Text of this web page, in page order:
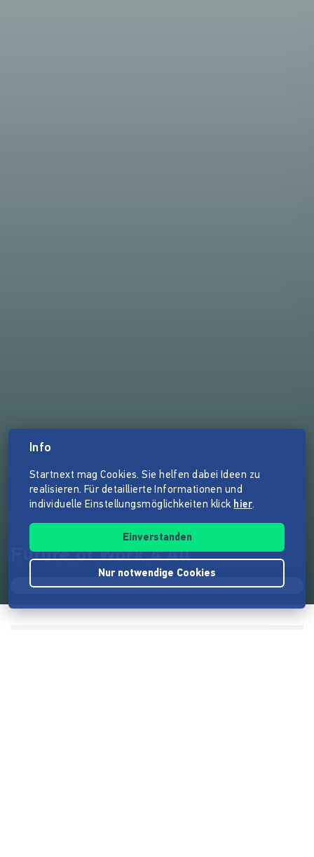
Future of Work 4 All
Info
Startnext mag Cookies. Sie helfen dabei Ideen zu
realisieren. Für detaillierte Informationen und
individuelle Einstellungsmöglichkeiten klick hier.
Einverstanden
Nur notwendige Cookies